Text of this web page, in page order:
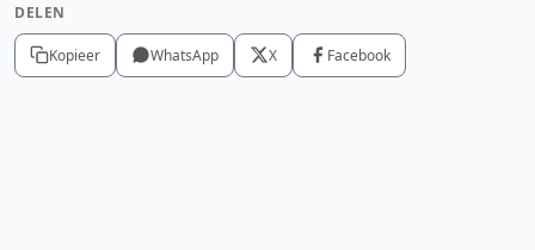
DELEN
Kopieer WhatsApp X Facebook